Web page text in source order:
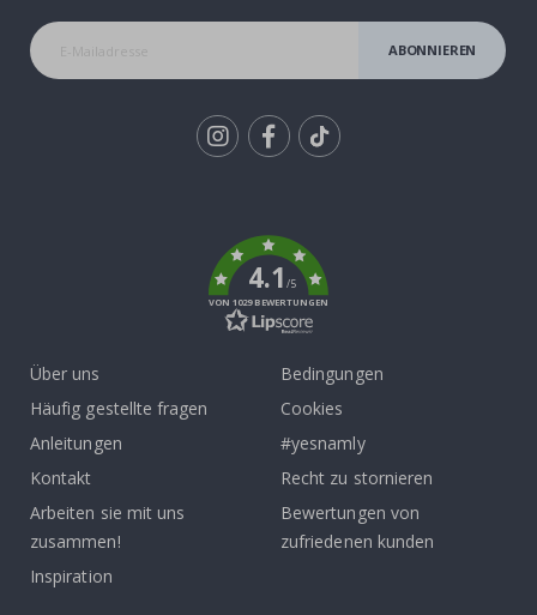
ABONNIEREN
4.1/5
VON 1029 BEWERTUNGEN
Über uns
Häufig gestellte fragen
Anleitungen
Kontakt
Arbeiten sie mit uns
zusammen!
Inspiration
Bedingungen
Cookies
#yesnamly
Recht zu stornieren
Bewertungen von
zufriedenen kunden